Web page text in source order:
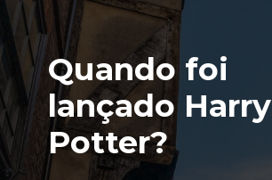
Quando foi
lançado Harry
Potter?